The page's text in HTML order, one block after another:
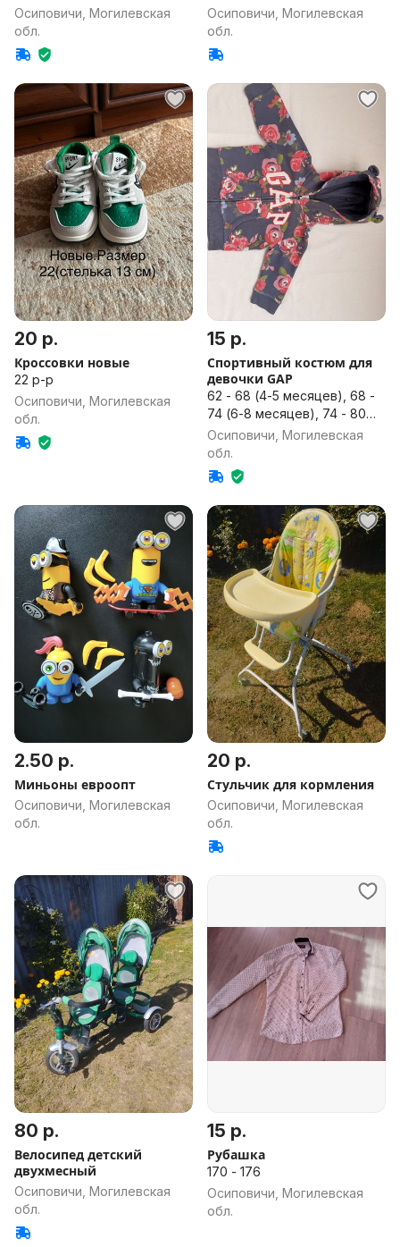
Осиповичи, Могилевская
обл.
Осиповичи, Могилевская
обл.
20 р.
Кроссовки новые
22 р-р
Осиповичи, Могилевская
обл.
15 р.
Спортивный костюм для
девочки GAP
62 - 68 (4-5 месяцев), 68 -
74 (6-8 месяцев), 74 - 80
(8-12 месяцев)
Осиповичи, Могилевская
обл.
2.50 р.
Миньоны евроопт
Осиповичи, Могилевская
обл.
20 р.
Стульчик для кормления
Осиповичи, Могилевская
обл.
80 р.
Велосипед детский
двухмесный
Осиповичи, Могилевская
обл.
15 р.
Рубашка
170 - 176
Осиповичи, Могилевская
обл.